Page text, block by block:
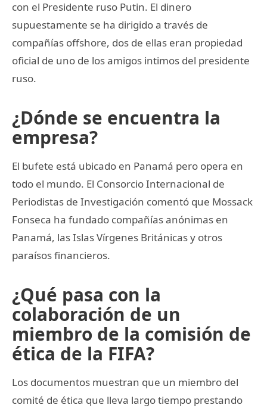
con el Presidente ruso Putin. El dinero
supuestamente se ha dirigido a través de
compañías offshore, dos de ellas eran propiedad
oficial de uno de los amigos intimos del presidente
ruso.
¿Dónde se encuentra la
empresa?
El bufete está ubicado en Panamá pero opera en
todo el mundo. El Consorcio Internacional de
Periodistas de Investigación comentó que Mossack
Fonseca ha fundado compañías anónimas en
Panamá, las Islas Vírgenes Británicas y otros
paraísos financieros.
¿Qué pasa con la
colaboración de un
miembro de la comisión de
ética de la FIFA?
Los documentos muestran que un miembro del
comité de ética que lleva largo tiempo prestando